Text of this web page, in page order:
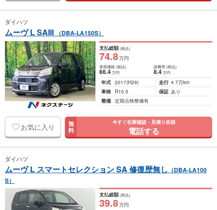
ダイハツ
ムーヴ L SAIII （DBA-LA150S）
支払総額(税込)
74.8万円
車両価格(税込)
66.4万円
諸費用 (税込)
8.4 万円
年式 2017(H29) 走行 4.7万km
車検
R10.5 保証 あり
整備 定期点検整備有
お気に入り 無
料
今すぐ在庫確認・見積り依頼
電話する
ダイハツ
ムーヴ L スマートセレクション SA 修復歴無し （DBA-LA100
S）
支払総額(税込)
39.8万円